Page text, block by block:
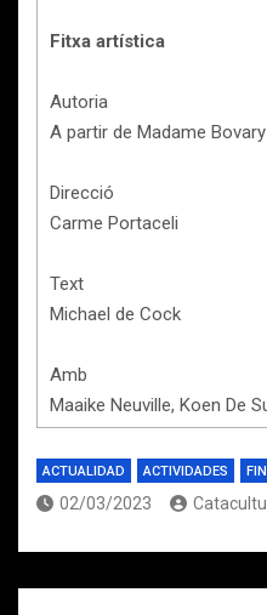
Fitxa artística
Autoria
A partir de Madame
Direcció
Carme Portaceli
Text
Michael de Cock
Amb
Maaike Neuville, Koen De
ACTUALIDAD ACTIVIDADES
02/03/2023